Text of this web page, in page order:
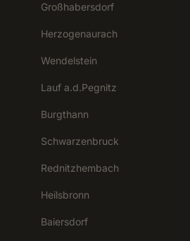
Großhabersdorf
Herzogenaurach
Wendelstein
Lauf a.d.Pegnitz
Burgthann
Schwarzenbruck
Rednitzhembach
Heilsbronn
Baiersdorf